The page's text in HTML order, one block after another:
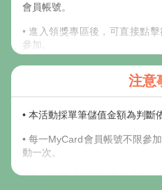
會員帳號。
• 進入領獎專區後，可直接點
參加。
• 若未有符合之儲值紀錄，
MyCard會員之交易，又未輸
• 請妥善保存可參與活動之卡
棄此活動參加機會，MyCard
服務。
注意
• 本活動採單筆儲值金額為判斷
• 每一MyCard會員帳號不限參
動一次。
• 首次使用或已關閉電信小額